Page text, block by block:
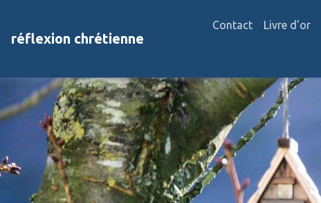
réflexion chrétienne
Contact Livre d'or